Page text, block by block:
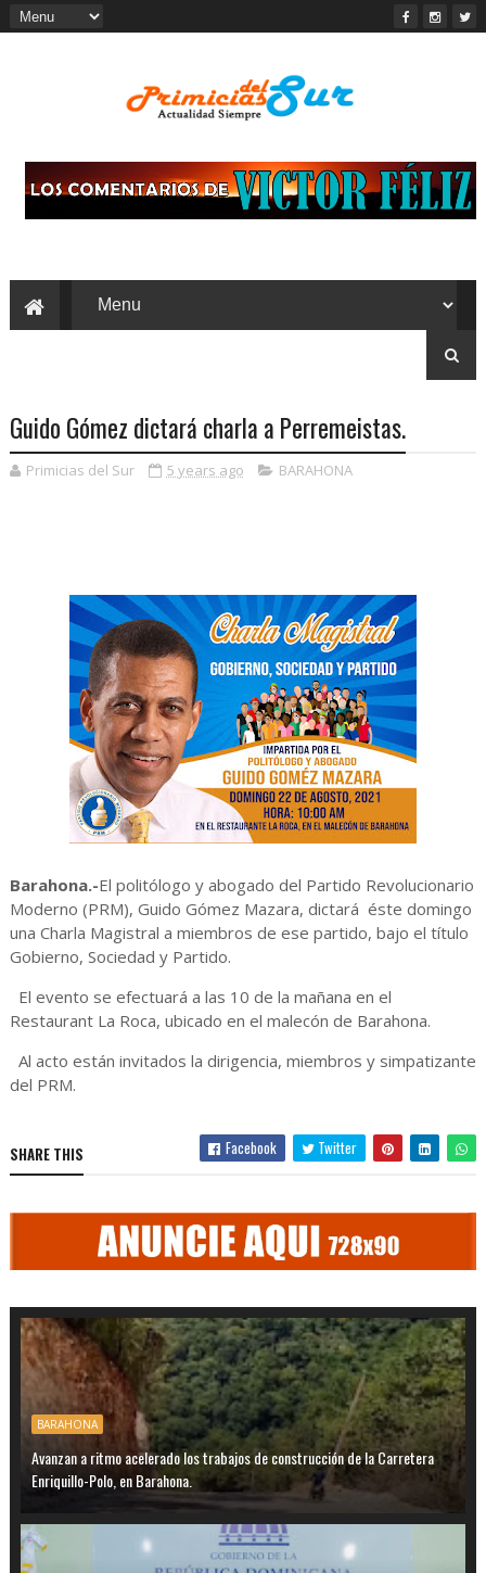
Guido Gómez dictará charla a Perremeistas.
Primicias del Sur 5 years ago BARAHONA
Barahona.-El politólogo y abogado del Partido Revolucionario
Moderno (PRM), Guido Gómez Mazara, dictará éste domingo
una Charla Magistral a miembros de ese partido, bajo el título
Gobierno, Sociedad y Partido.
El evento se efectuará a las 10 de la mañana en el
Restaurant La Roca, ubicado en el malecón de Barahona.
Al acto están invitados la dirigencia, miembros y simpatizante
del PRM.
SHARE THIS Facebook Twitter
BARAHONA
Avanzan a ritmo acelerado los trabajos de construcción de la Carretera
Enriquillo-Polo, en Barahona.